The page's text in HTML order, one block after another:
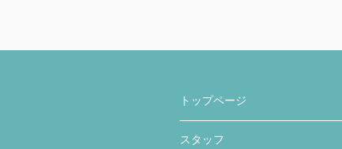
トップページ
スタッフ